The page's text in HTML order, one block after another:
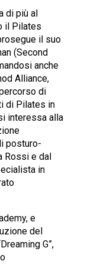
di più al
il Pilates
il suo
(Second
anche
Alliance,
di
di Pilates in
interessa alla
posturo-
Rossi e dal
in
e
del
G”,